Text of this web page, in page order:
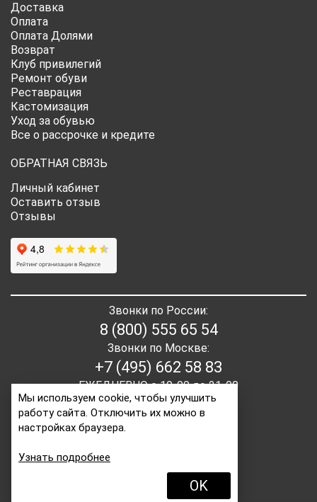
Доставка
Оплата
Оплата Долями
Возврат
Клуб привилегий
Ремонт обуви
Реставрация
Кастомизация
Уход за обувью
Все о рассрочке и кредите
ОБРАТНАЯ СВЯЗЬ
Личный кабинет
Оставить отзыв
Отзывы
Звонки по России:
8 (800) 555 65 54
Звонки по Москве:
+7 (495) 662 58 83
ЕЖЕДНЕВНО с 10-00 до 21-00
Мы используем cookie, чтобы улучшить
работу сайта. Отключить их можно в
настройках браузера.
Узнать подробнее
OK